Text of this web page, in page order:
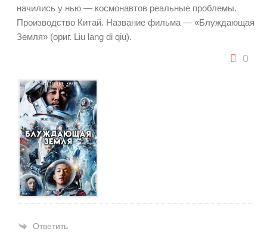
начились у нью — космонавтов реальные проблемы.
Производство Китай. Название фильма — «Блуждающая
Земля» (ориг. Liu lang di qiu).
0
Ответить